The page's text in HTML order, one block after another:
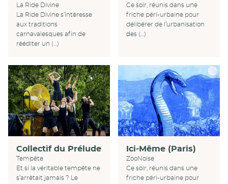
La Ride Divine
La Ride Divine s’intéresse
aux traditions
carnavalesques afin de
rééditer un (…)
Ce soir, réunis dans une
friche péri-urbaine pour
délibérer de l’urbanisation
des (…)
Collectif du Prélude
Tempête
Et si la véritable tempête ne
s’arrêtait jamais ? Le
Ici-Même (Paris)
ZooNoise
Ce soir, réunis dans une
friche péri-urbaine pour